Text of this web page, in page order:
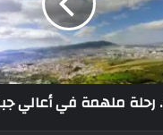
رحلة ملهمة في أعالي